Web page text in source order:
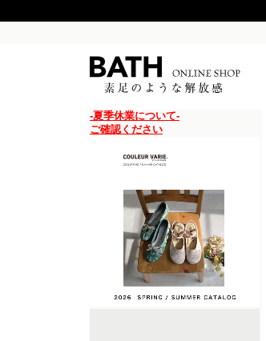
-夏季休業について-
ご確認ください